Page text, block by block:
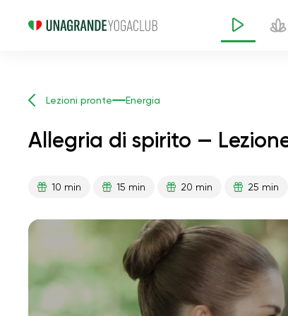
Lezioni pronte Energia
Allegria di spirito —
10 min 15 min 20 min 25 min